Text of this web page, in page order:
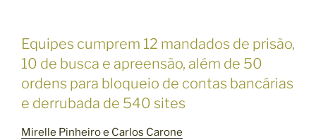
Equipes cumprem 12 mandados de prisão,
10 de busca e apreensão, além de 50
ordens para bloqueio de contas bancárias
e derrubada de 540 sites
Mirelle Pinheiroe Carlos Carone